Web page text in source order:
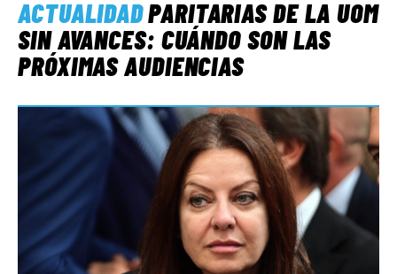
ACTUALIDADPARITARIAS DE LA UOM
SIN AVANCES: CUÁNDO SON LAS
PRÓXIMAS AUDIENCIAS